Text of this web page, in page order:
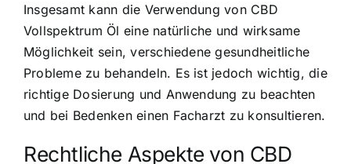
Insgesamt kann die Verwendung von CBD
Vollspektrum Öl eine natürliche und wirksame
Möglichkeit sein, verschiedene gesundheitliche
Probleme zu behandeln. Es ist jedoch wichtig, die
richtige Dosierung und Anwendung zu beachten
und bei Bedenken einen Facharzt zu konsultieren.
Rechtliche Aspekte von CBD